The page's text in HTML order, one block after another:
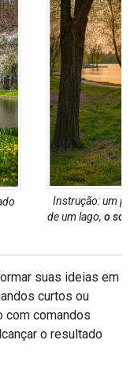
Instrução: um
de um lago, o sol
suas ideias em
curtos ou
com comandos
o resultado